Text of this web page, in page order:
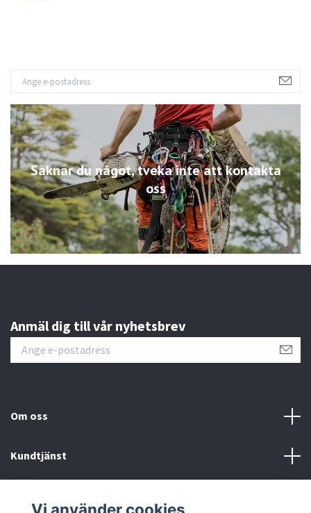
Saknar du något, tveka inte att kontakta
oss
Anmäl dig till vår nyhetsbrev
Om oss
Kundtjänst